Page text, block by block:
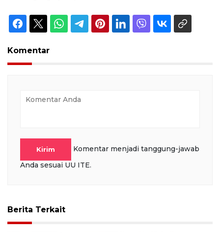
Komentar
Kirim
Komentar menjadi tanggung-jawab
Anda sesuai UU ITE.
Berita Terkait